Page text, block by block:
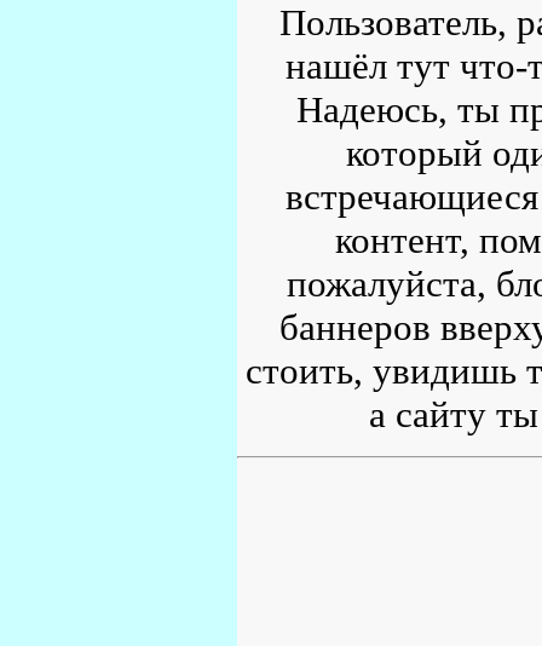
Пользователь,
нашёл тут что-
Надеюсь, ты
который
контент,
пожалуйста,
баннеров
стоить, увидишь
а сайту